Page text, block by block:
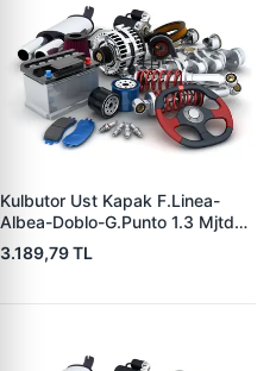
Kulbutor Ust Kapak F.Linea-
Albea-Doblo-G.Punto 1.3 Mjtd
(Euro 5) 06> | ZENON FI4325 |
OEM 55219639
3.189,79 TL